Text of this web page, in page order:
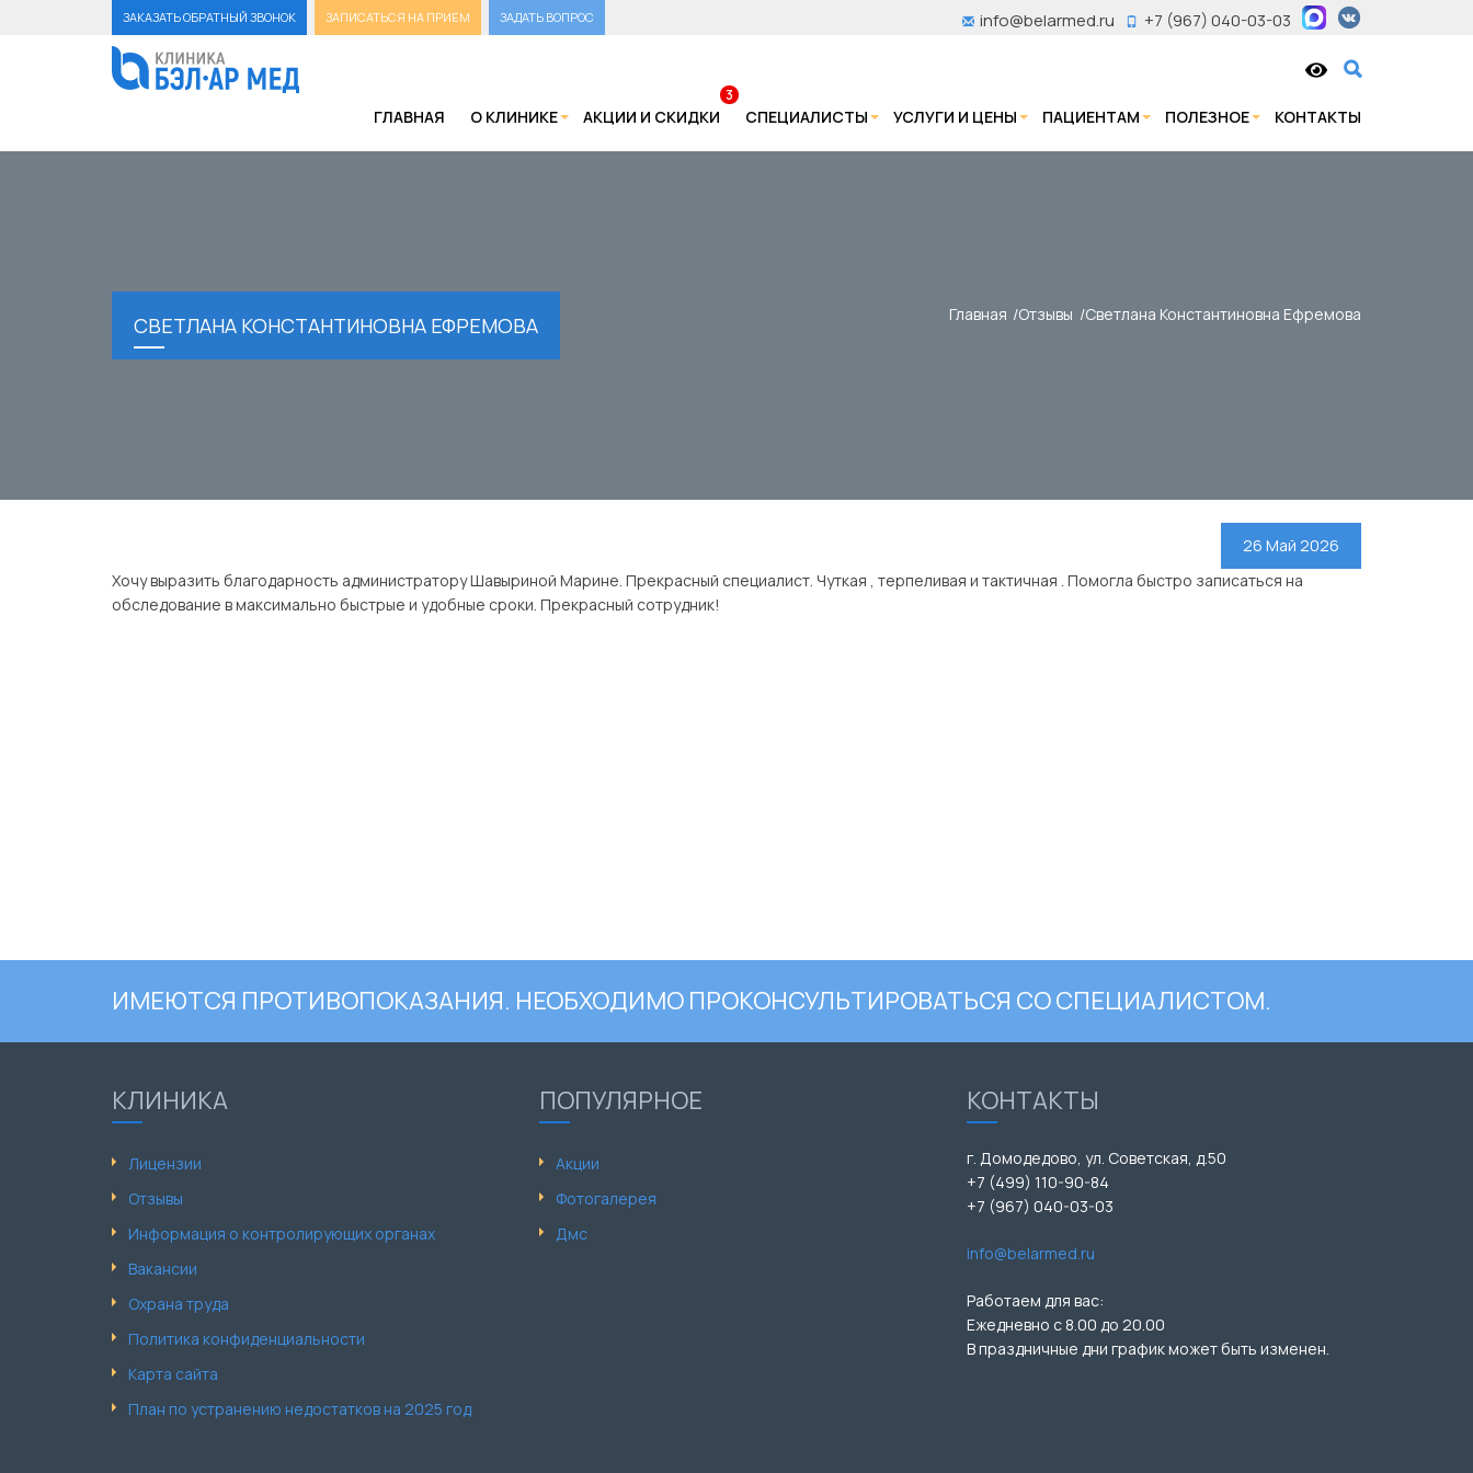
ЗАКАЗАТЬ ОБРАТНЫЙ ЗВОНОК ЗАПИСАТЬСЯ НА ПРИЕМ ЗАДАТЬ ВОПРОС +7 (967) 040-03-03
info@belarmed.ru
ГЛАВНАЯ О КЛИНИКЕ АКЦИИ И СКИДКИ
3
СПЕЦИАЛИСТЫ УСЛУГИ И ЦЕНЫ ПАЦИЕНТАМ ПОЛЕЗНОЕ КОНТАКТЫ
СВЕТЛАНА КОНСТАНТИНОВНА ЕФРЕМОВА Главная Отзывы Светлана Константиновна Ефремова
26 Май 2026
Хочу выразить благодарность администратору Шавыриной Марине. Прекрасный специалист. Чуткая , терпеливая и тактичная . Помогла быстро записаться на
обследование в максимально быстрые и удобные сроки. Прекрасный сотрудник!
ИМЕЮТСЯ ПРОТИВОПОКАЗАНИЯ. НЕОБХОДИМО ПРОКОНСУЛЬТИРОВАТЬСЯ СО СПЕЦИАЛИСТОМ.
КЛИНИКА
Лицензии
Отзывы
Информация о контролирующих органах
Вакансии
Охрана труда
Политика конфиденциальности
Карта сайта
План по устранению недостатков на 2025 год
ПОПУЛЯРНОЕ
Акции
Фотогалерея
Дмс
КОНТАКТЫ
г. Домодедово, ул. Советская, д.50
+7 (499) 110-90-84
+7 (967) 040-03-03
info@belarmed.ru
Работаем для вас:
Ежедневно с 8.00 до 20.00
В праздничные дни график может быть изменен.